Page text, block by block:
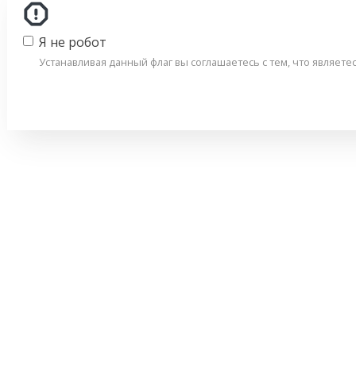
Я не робот
Устанавливая данный флаг вы соглашаетесь с тем, что